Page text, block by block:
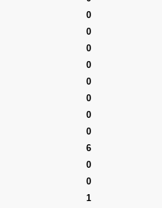
0
0
0
0
0
0
0
0
6
0
0
1